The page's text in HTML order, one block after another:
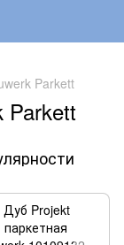
Parkett
Parkett